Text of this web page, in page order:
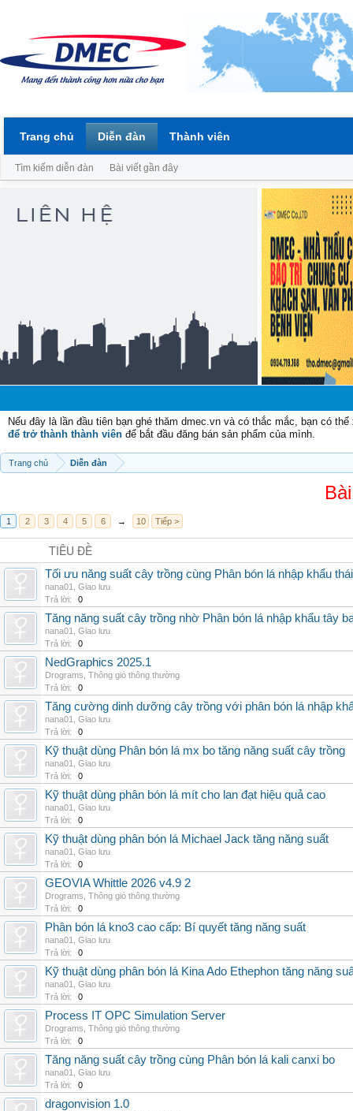
Nếu đây là lần đầu tiên bạn ghé thăm dmec.vn và có thắc mắc, bạn có
để trở thành thành viên để bắt đầu đăng bán sản phẩm của mình.
Trang chủ Diễn đàn
1 2 3 4 5 6 → 10 Tiếp >
TIÊU ĐỀ
Tối ưu năng suất cây trồng cùng Phân bón lá nhập khẩu
nana01
Giao lưu
Trả lời:
0
Tăng năng suất cây trồng nhờ Phân bón lá nhập khẩu tây
nana01
Giao lưu
Trả lời:
0
NedGraphics 2025.1
Drograms Thông gió thông thường
Trả lời:
0
Tăng cường dinh dưỡng cây trồng với phân bón lá nhập
nana01
Giao lưu
Trả lời:
0
Kỹ thuật dùng Phân bón lá mx bo tăng năng suất cây trồng
nana01
Giao lưu
Trả lời:
0
Kỹ thuật dùng phân bón lá mít cho lan đạt hiệu quả cao
nana01
Giao lưu
Trả lời:
0
Kỹ thuật dùng phân bón lá Michael Jack tăng năng suất
nana01
Giao lưu
Trả lời:
0
GEOVIA Whittle 2026 v4.9 2
Drograms Thông gió thông thường
Trả lời:
0
Phân bón lá kno3 cao cấp: Bí quyết tăng năng suất
nana01
Giao lưu
Trả lời:
0
Kỹ thuật dùng phân bón lá Kina Ado Ethephon tăng năng
nana01
Giao lưu
Trả lời:
0
Process IT OPC Simulation Server
Drograms Thông gió thông thường
Trả lời:
0
Tăng năng suất cây trồng cùng Phân bón lá kali canxi bo
nana01
Giao lưu
Trả lời:
0
dragonvision 1.0
Trang chủ Diễn đàn
Tìm kiếm diễn đàn Bài viết gần đây
Thành viên